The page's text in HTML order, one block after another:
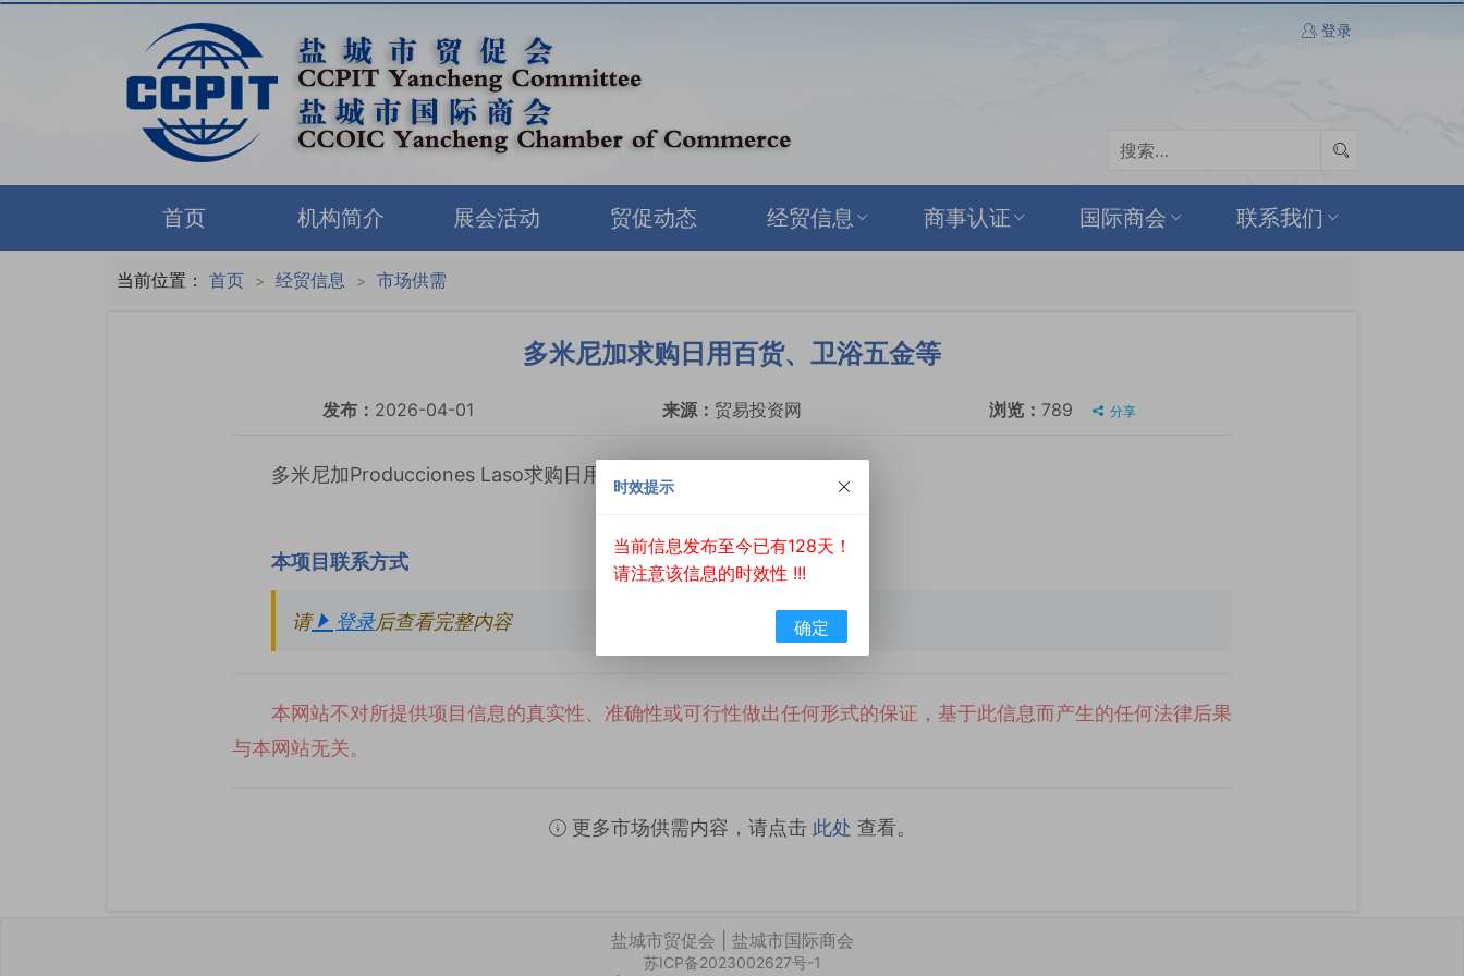
登录
首页 机构简介 展会活动 贸促动态 经贸信息 商事认证 国际商会 联系我们
当前位置： 首页 > 经贸信息 > 市场供需
多米尼加求购日用百货、卫浴五金等
发布： 2026-04-01 来源： 贸易投资网 浏览： 789 分享
多米尼加Producciones Laso求购日用百货、卫浴五金等。
本项目联系方式
请 登录后查看完整内容
本网站不对所提供项目信息的真实性、准确性或可行性做出任何形式的保证，基于此信息而产生的任何法律后果
与本网站无关。
更多市场供需内容，请点击 此处 查看。
盐城市贸促会 | 盐城市国际商会
苏ICP备2023002627号-1
时效提示
当前信息发布至今已有128天！
请注意该信息的时效性 !!!
确定